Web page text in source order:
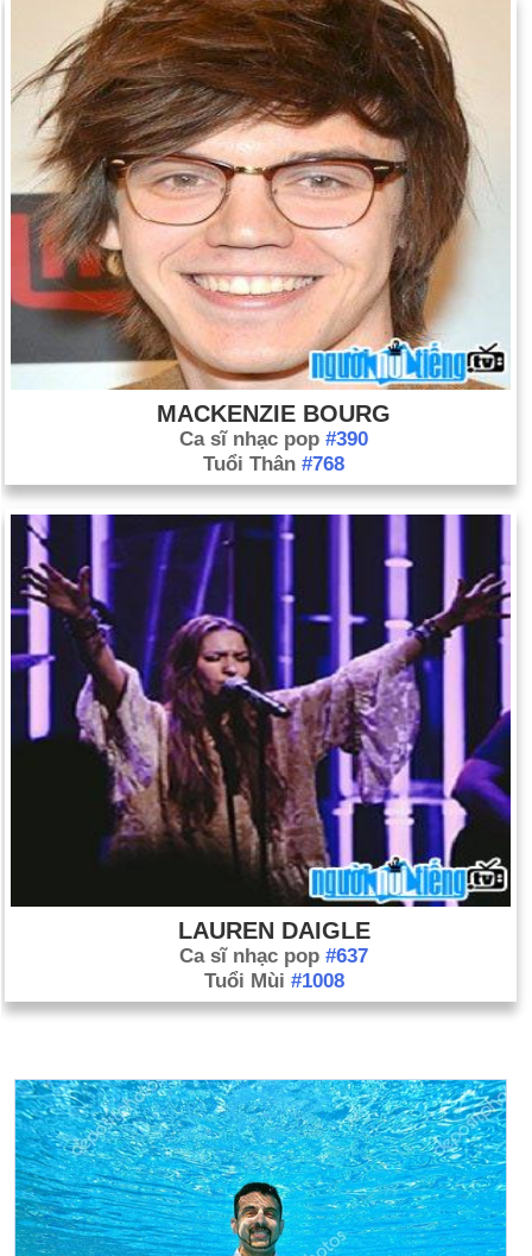
MACKENZIE BOURG
Ca sĩ nhạc pop #390
Tuổi Thân #768
LAUREN DAIGLE
Ca sĩ nhạc pop #637
Tuổi Mùi #1008